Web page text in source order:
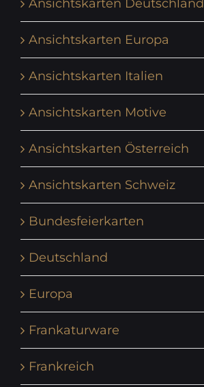
Ansichtskarten Deutschland
Ansichtskarten Europa
Ansichtskarten Italien
Ansichtskarten Motive
Ansichtskarten Österreich
Ansichtskarten Schweiz
Bundesfeierkarten
Deutschland
Europa
Frankaturware
Frankreich